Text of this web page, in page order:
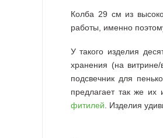
Колба 29 см из
работы, именно
У такого изделия
хранения (на
подсвечник для
предлагает так же их
фитилей. Изделия